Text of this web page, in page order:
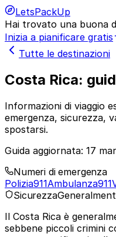
LetsPackUp
Hai trovato una buona
Inizia a pianificare gratis
Tutte le destinazioni
Costa Rica:
Informazioni di viaggio
emergenza, sicurezza,
spostarsi.
Guida aggiornata: 17
Numeri di emergenza
Polizia911Ambulanza911
Sicurezza
Il Costa Rica è
sebbene piccoli crimini